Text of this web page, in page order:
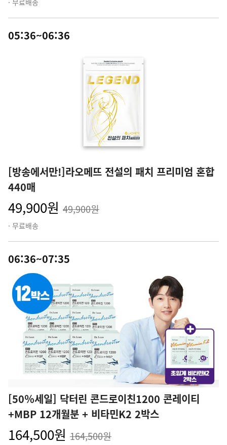
05:36~06:36
[방송에서만!]라오메뜨 전설의 패치 프리미엄 혼합
440매
49,900원 49,900원
· 무료배송
06:36~07:35
[50％세일] 닥터린 콘드로이친1200 콘레이티
+MBP 12개월분 + 비타민K2 2박스
164,500원 164,500원